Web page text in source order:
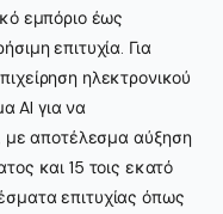
εμπόριο έως
επιτυχία. Για
ηλεκτρονικού
AI για να
με αποτέλεσμα αύξηση
και 15 τοις εκατό
επιτυχίας όπως